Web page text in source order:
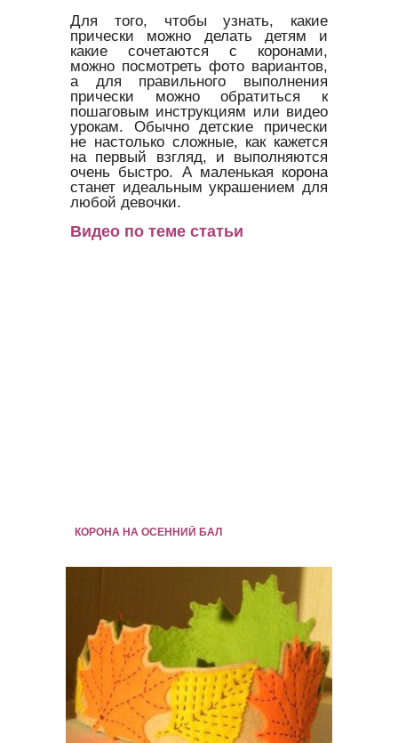
Для того, чтобы узнать, какие
прически можно делать детям и
какие сочетаются с коронами,
можно посмотреть фото вариантов,
а для правильного выполнения
прически можно обратиться к
пошаговым инструкциям или видео
урокам. Обычно детские прически
не настолько сложные, как кажется
на первый взгляд, и выполняются
очень быстро. А маленькая корона
станет идеальным украшением для
любой девочки.
Видео по теме статьи
КОРОНА НА ОСЕННИЙ БАЛ